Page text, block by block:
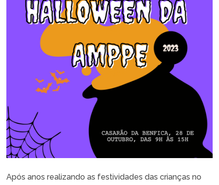
Após anos realizando as festividades das crianças no